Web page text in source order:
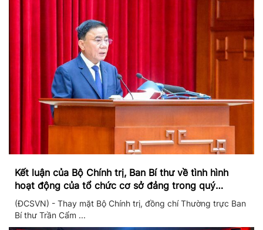
Kết luận của Bộ Chính trị, Ban Bí thư về tình hình
hoạt động của tổ chức cơ sở đảng trong quý
II/2026
(ĐCSVN) - Thay mặt Bộ Chính trị, đồng chí Thường trực Ban
Bí thư Trần Cẩm ...